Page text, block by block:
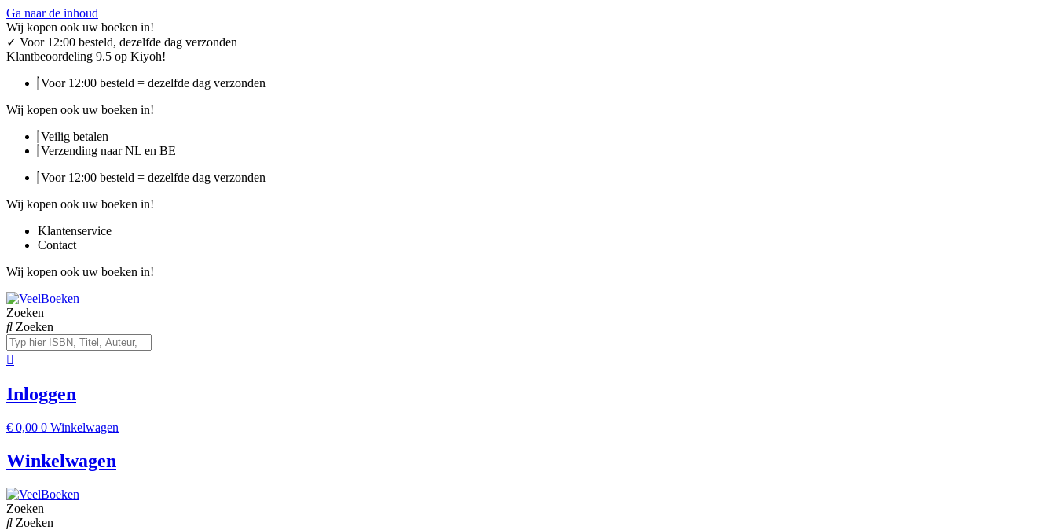
Ga naar de inhoud
Wij kopen ook uw boeken in!
✓ Voor 12:00 besteld, dezelfde dag verzonden
Klantbeoordeling 9.5 op Kiyoh!
Voor 12:00 besteld = dezelfde dag verzonden
Wij kopen ook uw boeken in!
Veilig betalen
Verzending naar NL en BE
Voor 12:00 besteld = dezelfde dag verzonden
Wij kopen ook uw boeken in!
Klantenservice
Contact
Wij kopen ook uw boeken in!
Zoeken
Zoeken
Inloggen
€ 0,00 0 Winkelwagen
Winkelwagen
Zoeken
Zoeken